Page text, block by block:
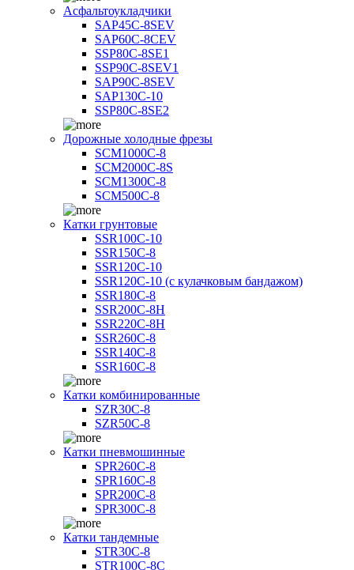
Асфальтоукладчики
SAP45С-8SEV
SAP60C-8CEV
SSP80C-8SE1
SSP90C-8SEV1
SAP90C-8SEV
SAP130C-10
SSP80C-8SE2
Дорожные холодные фрезы
SCM1000C-8
SCM2000C-8S
SCM1300C-8
SCM500C-8
Катки грунтовые
SSR100C-10
SSR150C-8
SSR120C-10
SSR120C-10 (с кулачковым бандажом)
SSR180C-8
SSR200C-8H
SSR220C-8H
SSR260C-8
SSR140C-8
SSR160C-8
Катки комбинированные
SZR30C-8
SZR50C-8
Катки пневмошинные
SPR260C-8
SPR160C-8
SPR200C-8
SPR300C-8
Катки тандемные
STR30C-8
STR100C-8С